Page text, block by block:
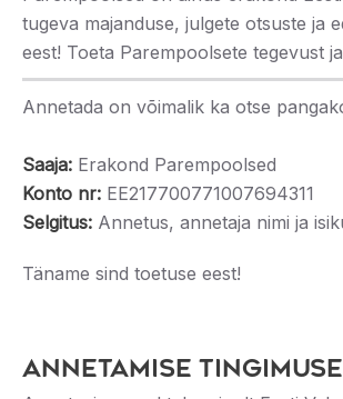
tugeva majanduse, julgete otsuste ja
eest! Toeta Parempoolsete tegevust
Annetada on võimalik ka otse
Saaja: Erakond Parempoolsed
Konto nr: EE217700771007694311
Selgitus: Annetus, annetaja nimi ja
Täname sind toetuse eest!
Annetamise